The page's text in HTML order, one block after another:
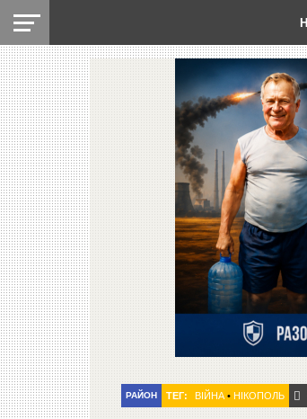
РАЙОН ТЕГ: ВІЙНА• НІКОПОЛЬ